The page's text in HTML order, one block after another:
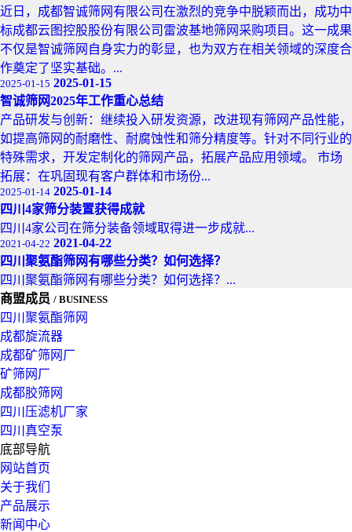
近日，成都智诚筛网有限公司在激烈的竞争中脱颖而出，成功中
标成都云图控股股份有限公司雷波基地筛网采购项目。这一成果
不仅是智诚筛网自身实力的彰显，也为双方在相关领域的深度合
作奠定了坚实基础。​...
2025-01-15 2025-01-15
智诚筛网2025年工作重心总结
产品研发与创新：继续投入研发资源，改进现有筛网产品性能，
如提高筛网的耐磨性、耐腐蚀性和筛分精度等。针对不同行业的
特殊需求，开发定制化的筛网产品，拓展产品应用领域。 市场
拓展：在巩固现有客户群体和市场份...
2025-01-14 2025-01-14
四川4家筛分装置获得成就
四川4家公司在筛分装备领域取得进一步成就...
2021-04-22 2021-04-22
四川聚氨酯筛网有哪些分类？如何选择？
四川聚氨酯筛网有哪些分类？如何选择？...
商盟成员 / BUSINESS
四川聚氨酯筛网
成都旋流器
成都矿筛网厂
矿筛网厂
成都胶筛网
四川压滤机厂家
四川真空泵
底部导航
网站首页
关于我们
产品展示
新闻中心